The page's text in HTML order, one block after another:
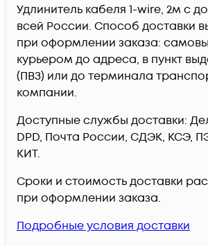
Удлинитель кабеля 1-wire, 2м c
всей России. Способ доставки
при оформлении заказа:
курьером до адреса, в пункт
(ПВЗ) или до терминала
компании.
Доступные службы доставки:
DPD, Почта России, СДЭК, КСЭ,
КИТ.
Сроки и стоимость доставки
при оформлении заказа.
Подробные условия доставки